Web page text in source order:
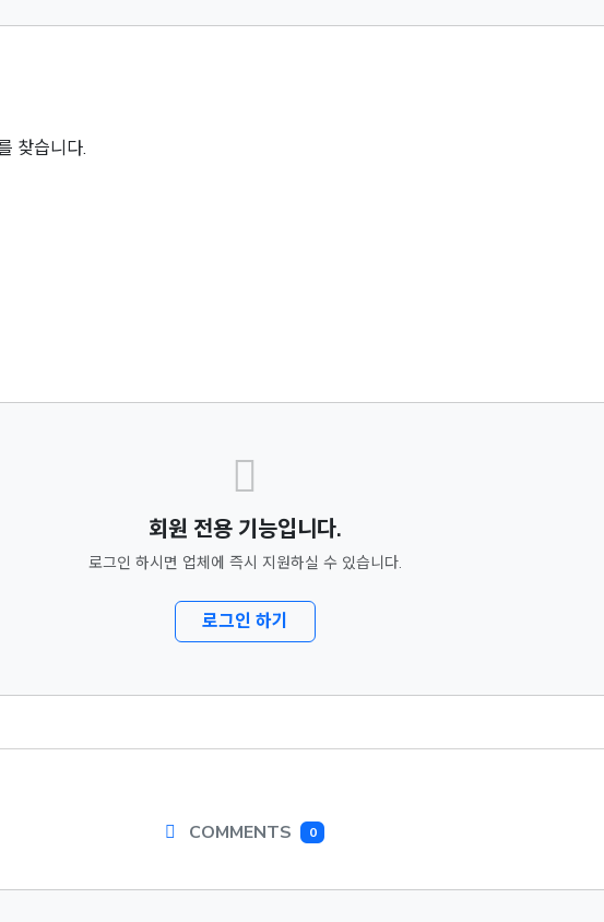
찾습니다.
회원 전용 기능입니다.
로그인 하시면 업체에 즉시 지원하실 수 있습니다.
로그인 하기
COMMENTS 0